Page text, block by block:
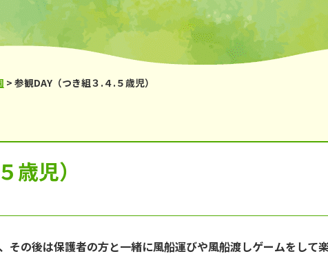
小規模保育園 ほ
ら
鹿の子台児童館
> 参観DAY（つき組３.４.５歳児）
歳児）
の後は保護者の方と一緒に風船運びや風船渡しゲームをして楽